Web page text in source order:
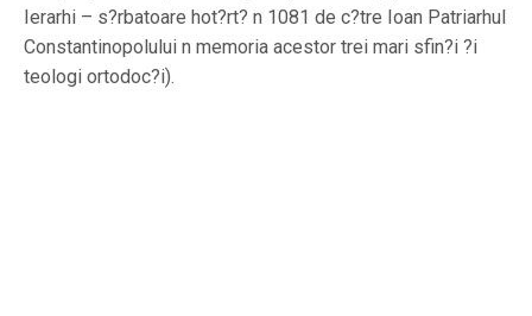
Ierarhi – s?rbatoare hot?rt? n 1081 de c?tre Ioan Patriarhul
Constantinopolului n memoria acestor trei mari sfin?i ?i
teologi ortodoc?i).